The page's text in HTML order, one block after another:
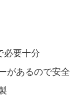
必要十分
があるので安全